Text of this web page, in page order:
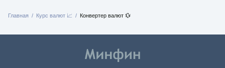
Главная Курс валют 📈 Конвертер валют 💱